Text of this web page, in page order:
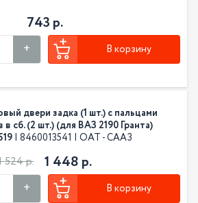
743 р.
В корзину
двери задка (1 шт.) с пальцами
сб. (2 шт.) (для ВАЗ 2190 Гранта)
| 8460013541 | ОАТ - СААЗ
524 р. 1 448 р.
В корзину